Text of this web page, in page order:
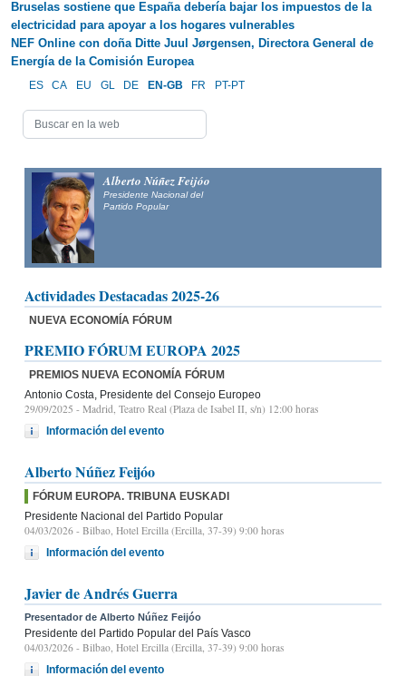
Bruselas sostiene que España debería bajar los impuestos de la
electricidad para apoyar a los hogares vulnerables
NEF Online con doña Ditte Juul Jørgensen, Directora General de
Energía de la Comisión Europea
ES CA EU GL DE EN-GB FR PT-PT
Alberto Núñez Feijóo
Presidente Nacional del
Partido Popular
Actividades Destacadas 2025-26
NUEVA ECONOMÍA FÓRUM
PREMIO FÓRUM EUROPA 2025
PREMIOS NUEVA ECONOMÍA FÓRUM
Antonio Costa, Presidente del Consejo Europeo
29/09/2025 - Madrid, Teatro Real (Plaza de Isabel II, s/n) 12:00 horas
Información del evento
Alberto Núñez Feijóo
FÓRUM EUROPA. TRIBUNA EUSKADI
Presidente Nacional del Partido Popular
04/03/2026 - Bilbao, Hotel Ercilla (Ercilla, 37-39) 9:00 horas
Información del evento
Javier de Andrés Guerra
Presentador de Alberto Núñez Feijóo
Presidente del Partido Popular del País Vasco
04/03/2026 - Bilbao, Hotel Ercilla (Ercilla, 37-39) 9:00 horas
Información del evento